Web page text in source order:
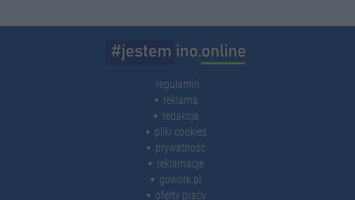
regulamin
reklama
redakcja
pliki cookies
prywatność
reklamacje
gowork.pl
oferty pracy